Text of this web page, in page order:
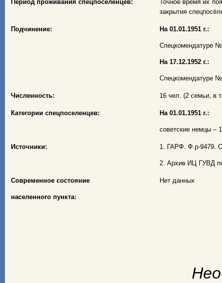
Период проживания спецпоселенцев:
Точное время их
закрытия
Подчинение: На 01.01.1951 г.:
Спецкомендатуре №
На 17.12.1952 г.:
Спецкомендатуре №
Численность: 16 чел. (2 семьи, в
Категории спецпоселенцев: На 01.01.1951 г.:
советские немцы –
Источники: 1. ГАРФ. Ф.р-9479.
2. Архив ИЦ ГУВД
Современное состояние
населенного пункта:
Нет данных